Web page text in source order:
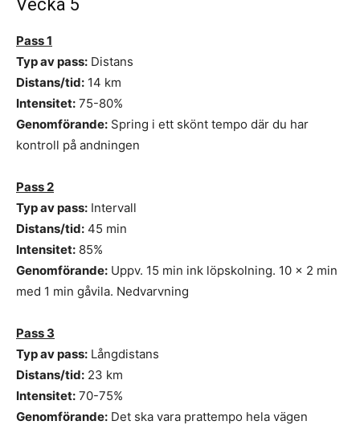
Vecka 5
Pass 1
Typ av pass: Distans
Distans/tid: 14 km
Intensitet: 75-80%
Genomförande: Spring i ett skönt tempo där du har
kontroll på andningen
Pass 2
Typ av pass: Intervall
Distans/tid: 45 min
Intensitet: 85%
Genomförande: Uppv. 15 min ink löpskolning. 10 x 2 min
med 1 min gåvila. Nedvarvning
Pass 3
Typ av pass: Långdistans
Distans/tid: 23 km
Intensitet: 70-75%
Genomförande: Det ska vara prattempo hela vägen